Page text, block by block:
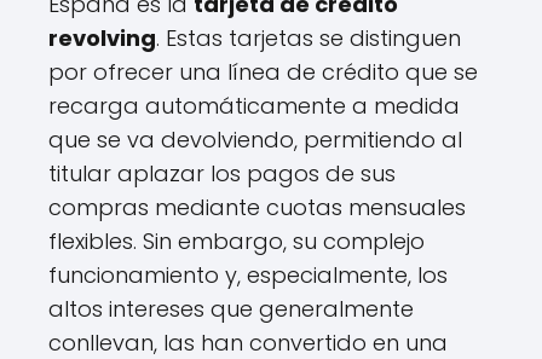
revolving. Estas tarjetas se distinguen
por ofrecer una línea de crédito que se
recarga automáticamente a medida
que se va devolviendo, permitiendo al
titular aplazar los pagos de sus
compras mediante cuotas mensuales
flexibles. Sin embargo, su complejo
funcionamiento y, especialmente, los
altos intereses que generalmente
conllevan, las han convertido en una